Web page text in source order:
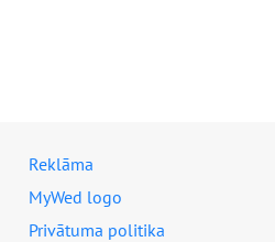
Reklāma
MyWed logo
Privātuma politika